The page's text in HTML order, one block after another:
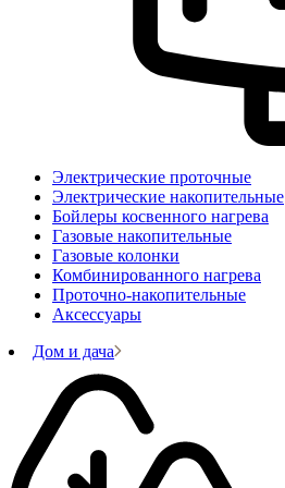
Электрические проточные
Электрические накопительные
Бойлеры косвенного нагрева
Газовые накопительные
Газовые колонки
Комбинированного нагрева
Проточно-накопительные
Аксессуары
Дом и дача